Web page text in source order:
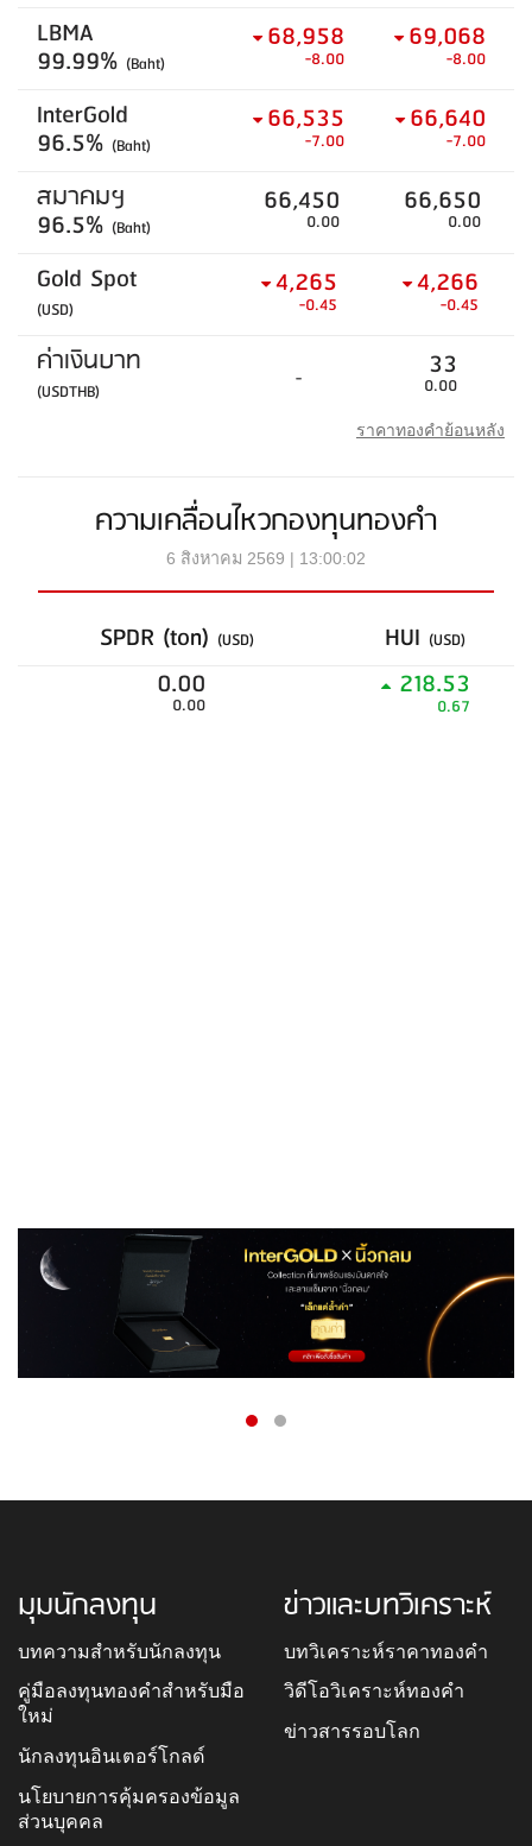
LBMA
99.99% (Baht)
68,958
-8.00
69,068
-8.00
InterGold
96.5% (Baht)
66,535
-7.00
66,640
-7.00
สมาคมฯ
96.5% (Baht)
66,450
0.00
66,650
0.00
Gold Spot
(USD)
4,265
-0.45
4,266
-0.45
ค่าเงินบาท
(USDTHB) - 33
0.00
ราคาทองคำย้อนหลัง
ความเคลื่อนไหวกองทุนทองคำ
6 สิงหาคม 2569 | 13:00:02
SPDR (ton) (USD) HUI (USD)
0.00
0.00
218.53
0.67
มุมนักลงทุน
บทความสำหรับนักลงทุน
คู่มือลงทุนทองคำสำหรับมือ
ใหม่
นักลงทุนอินเตอร์โกลด์
นโยบายการคุ้มครองข้อมูล
ส่วนบุคคล
ข่าวและบทวิเคราะห์
บทวิเคราะห์ราคาทองคำ
วิดีโอวิเคราะห์ทองคำ
ข่าวสารรอบโลก